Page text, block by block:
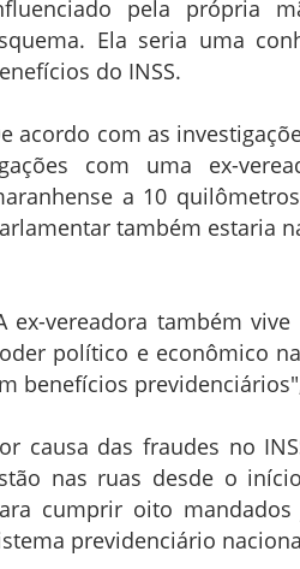
pela própria
Ela seria uma
do INSS.
acordo com as
com uma ex-
a 10
também estaria
ex-vereadora também
político e econômico
benefícios
causa das fraudes no
nas ruas desde o
cumprir oito
previdenciário